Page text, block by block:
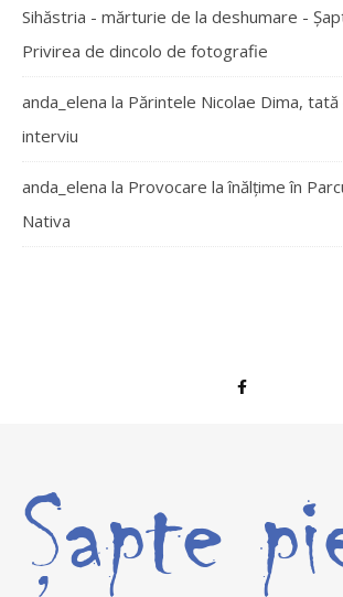
Sihăstria - mărturie de la deshumare -
Privirea de dincolo de fotografie
anda_elena la Părintele Nicolae Dima,
interviu
anda_elena la Provocare la înălțime în
Nativa